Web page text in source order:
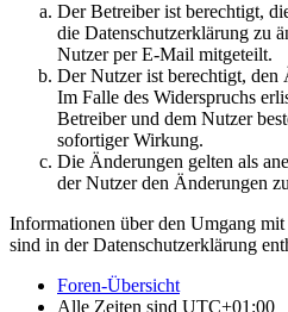
Der Betreiber ist berechtigt,
die Datenschutzerklärung zu
Nutzer per E-Mail mitgeteilt.
Der Nutzer ist berechtigt, den
Im Falle des Widerspruchs
Betreiber und dem Nutzer
sofortiger Wirkung.
Die Änderungen gelten als
der Nutzer den Änderungen
Informationen über den Umgang
sind in der Datenschutzerklärung
Foren-Übersicht
Alle Zeiten sind UTC+01:00